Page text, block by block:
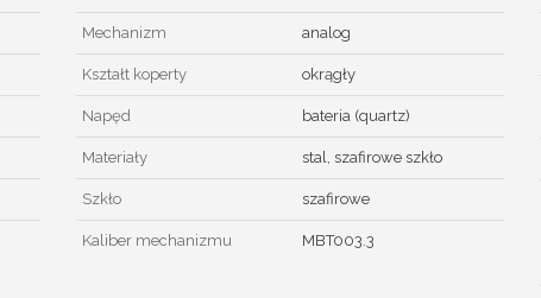
Mechanizm analog
Kształt koperty okrągły
Napęd bateria (quartz)
Materiały stal, szafirowe szkło
Szkło szafirowe
Kaliber mechanizmu MBT003.3